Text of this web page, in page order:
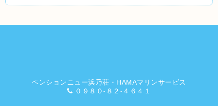
ペンションニュー浜乃荘・HAMAマリンサービス
０９８０-８２-４６４１